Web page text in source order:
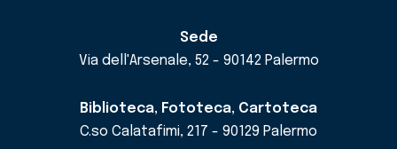
Sede
Via dell'Arsenale, 52 - 90142 Palermo
Biblioteca, Fototeca, Cartoteca
C.so Calatafimi, 217 - 90129 Palermo